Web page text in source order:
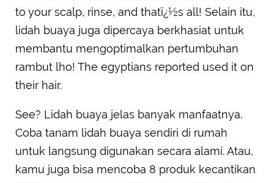
to your scalp, rinse, and thatï¿½s all! Selain itu,
lidah buaya juga dipercaya berkhasiat untuk
membantu mengoptimalkan pertumbuhan
rambut lho! The egyptians reported used it on
their hair.
See? Lidah buaya jelas banyak manfaatnya.
Coba tanam lidah buaya sendiri di rumah
untuk langsung digunakan secara alami. Atau,
kamu juga bisa mencoba 8 produk kecantikan